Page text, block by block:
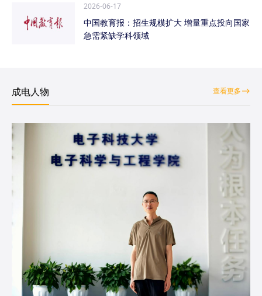
2026-06-17
中国教育报：招生规模扩大 增量重点投向国家
急需紧缺学科领域
成电人物 查看更多